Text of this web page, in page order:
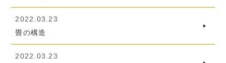
2022.03.23
畳の構造
2022.03.23